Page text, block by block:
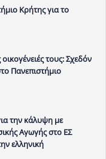
Κρήτης για το
τους: Σχεδόν
Πανεπιστήμιο
την κάλυψη με
Αγωγής στο ΕΣ
ελληνική